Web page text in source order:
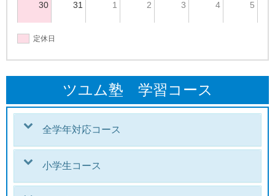
30 31 1 2 3 4 5
定休日
ツユム塾 学習コース
全学年対応コース
小学生コース